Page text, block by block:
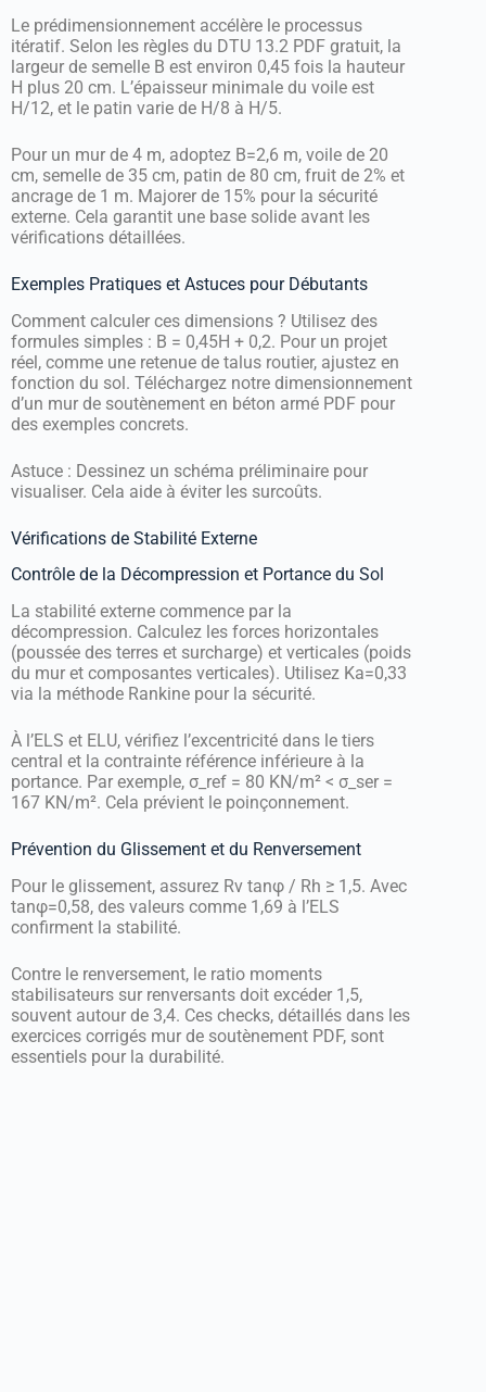
Le prédimensionnement accélère le processus
itératif. Selon les règles du DTU 13.2 PDF gratuit, la
largeur de semelle B est environ 0,45 fois la hauteur
H plus 20 cm. L’épaisseur minimale du voile est
H/12, et le patin varie de H/8 à H/5.
Pour un mur de 4 m, adoptez B=2,6 m, voile de 20
cm, semelle de 35 cm, patin de 80 cm, fruit de 2% et
ancrage de 1 m. Majorer de 15% pour la sécurité
externe. Cela garantit une base solide avant les
vérifications détaillées.
Exemples Pratiques et Astuces pour Débutants
Comment calculer ces dimensions ? Utilisez des
formules simples : B = 0,45H + 0,2. Pour un projet
réel, comme une retenue de talus routier, ajustez en
fonction du sol. Téléchargez notre dimensionnement
d’un mur de soutènement en béton armé PDF pour
des exemples concrets.
Astuce : Dessinez un schéma préliminaire pour
visualiser. Cela aide à éviter les surcoûts.
Vérifications de Stabilité Externe
Contrôle de la Décompression et Portance du Sol
La stabilité externe commence par la
décompression. Calculez les forces horizontales
(poussée des terres et surcharge) et verticales (poids
du mur et composantes verticales). Utilisez Ka=0,33
via la méthode Rankine pour la sécurité.
À l’ELS et ELU, vérifiez l’excentricité dans le tiers
central et la contrainte référence inférieure à la
portance. Par exemple, σ_ref = 80 KN/m² < σ_ser =
167 KN/m². Cela prévient le poinçonnement.
Prévention du Glissement et du Renversement
Pour le glissement, assurez Rv tanφ / Rh ≥ 1,5. Avec
tanφ=0,58, des valeurs comme 1,69 à l’ELS
confirment la stabilité.
Contre le renversement, le ratio moments
stabilisateurs sur renversants doit excéder 1,5,
souvent autour de 3,4. Ces checks, détaillés dans les
exercices corrigés mur de soutènement PDF, sont
essentiels pour la durabilité.